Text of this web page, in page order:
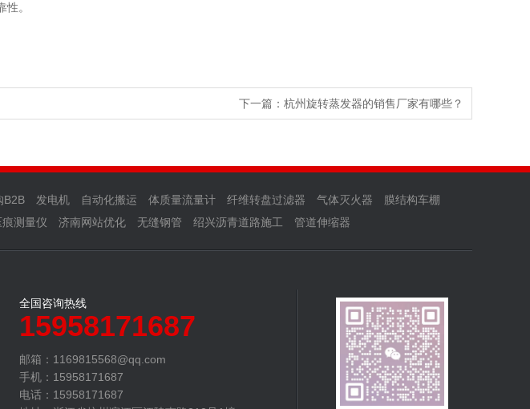
。
下一篇： 杭州旋转蒸发器的销售厂家有哪些？
B2B 发电机 自动化搬运 体质量流量计 纤维转盘过滤器 气体灭火器
膜结构车棚
测量仪 济南网站优化 无缝钢管 绍兴沥青道路施工 管道伸缩器
全国咨询热线
15958171687
邮箱：1169815568@qq.com‬
手机：15958171687
电话：15958171687